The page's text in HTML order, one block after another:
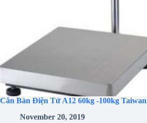
Cân Bàn Điện Tử A12 60kg -100kg Taiwan
November 20, 2019